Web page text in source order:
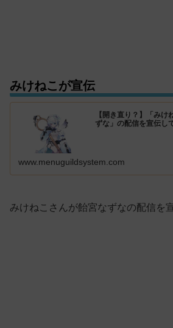
みけねこが宣伝
【開き直り？】「み
ずな」の配信を宣伝し
www.menuguildsystem.com
みけねこさんが飴宮なずなの配信を